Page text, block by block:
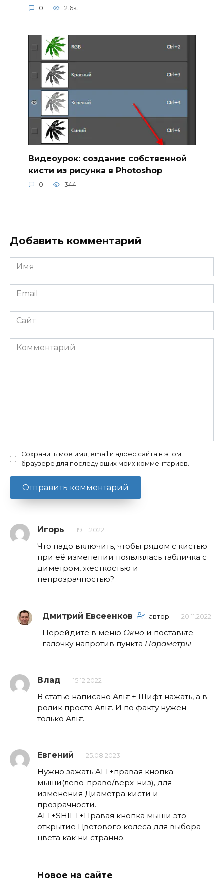
0 2.6к.
Видеоурок: создание собственной
кисти из рисунка в Photoshop
0 344
Добавить комментарий
Имя
*
Email
*
Сайт
Комментарий
Сохранить моё имя, email и адрес сайта в этом
браузере для последующих моих комментариев.
Игорь 19.11.2022
Что надо включить, чтобы рядом с кистью
при её изменении появлялась табличка с
диметром, жесткостью и
непрозрачностью?
Дмитрий Евсеенков автор 20.11.2022
Перейдите в меню Окно и поставьте
галочку напротив пункта Параметры
Влад 15.12.2022
В статье написано Альт + Шифт нажать, а в
ролик просто Альт. И по факту нужен
только Альт.
Евгений 25.08.2023
Нужно зажать ALT+правая кнопка
мыши(лево-право/верх-низ), для
изменения Диаметра кисти и
прозрачности.
АLT+SHIFT+Правая кнопка мыши это
открытие Цветового колеса для выбора
цвета как ни странно.
Новое на сайте